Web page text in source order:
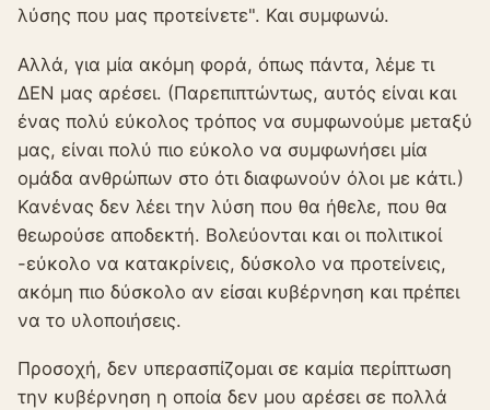
λύσης που μας προτείνετε". Και συμφωνώ.
Αλλά, για μία ακόμη φορά, όπως πάντα, λέμε τι
ΔΕΝ μας αρέσει. (Παρεπιπτώντως, αυτός είναι και
ένας πολύ εύκολος τρόπος να συμφωνούμε μεταξύ
μας, είναι πολύ πιο εύκολο να συμφωνήσει μία
ομάδα ανθρώπων στο ότι διαφωνούν όλοι με κάτι.)
Κανένας δεν λέει την λύση που θα ήθελε, που θα
θεωρούσε αποδεκτή. Βολεύονται και οι πολιτικοί
-εύκολο να κατακρίνεις, δύσκολο να προτείνεις,
ακόμη πιο δύσκολο αν είσαι κυβέρνηση και πρέπει
να το υλοποιήσεις.
Προσοχή, δεν υπερασπίζομαι σε καμία περίπτωση
την κυβέρνηση η οποία δεν μου αρέσει σε πολλά